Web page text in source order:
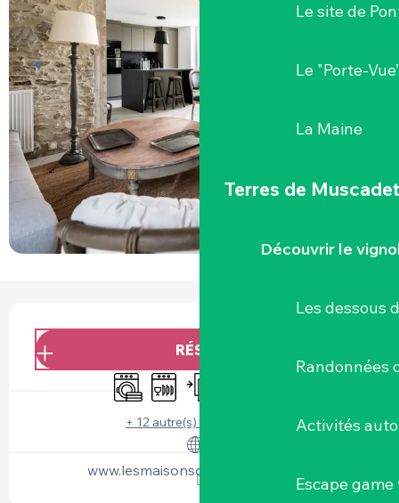
Le site de
Le "Porte-
La Maine
Terres de Muscadet
Découvrir le
Les dessous
Randonnées
Activités
Escape
OUVERTURE ET COORDONNÉES
RÉSERVER
Lave lingeLave vaisselle
Entrée indépendante
+ 12 autre(s) prestation(s)
www.lesmaisonsdemadeleine.com